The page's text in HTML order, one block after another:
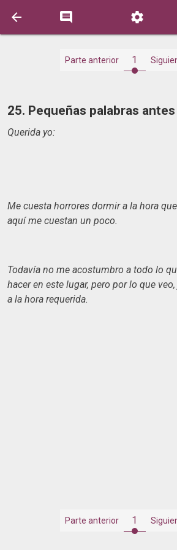
  
Parte anterior 1
25. Pequeñas palabras
Querida yo:
Me cuesta horrores dormir a la hora
aquí me cuestan un poco.
Todavía no me acostumbro a todo lo
hacer en este lugar, pero por lo que
a la hora requerida.
Parte anterior 1